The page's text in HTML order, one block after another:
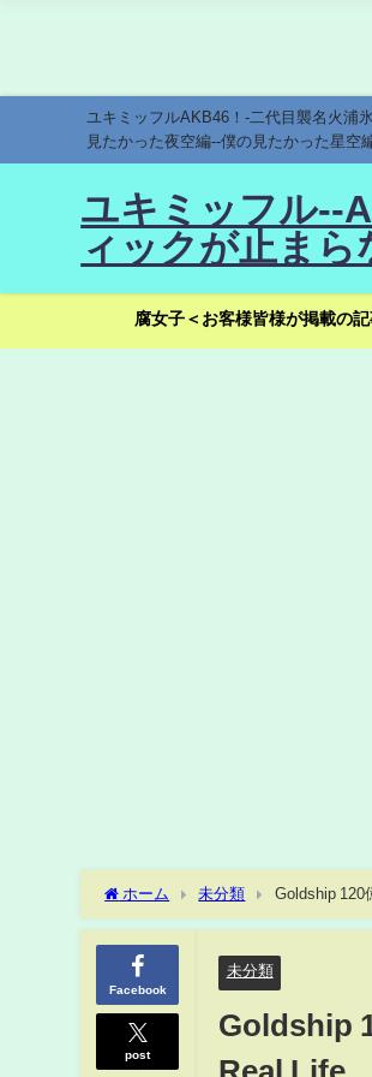
ユキミッフルAKB46！-二代目襲名火浦
見たかった夜空編--僕の見たかった星空
ユキミッフル--
ィックが止まら
腐女子＜お客様皆様が掲載の
ホーム 未分類 Goldship 120
Facebook
post
未分類
Goldship
Real Life